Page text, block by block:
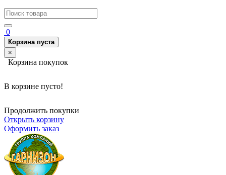
0
Корзина пуста
×
Корзина покупок
В корзине пусто!
Продолжить покупки
Открыть корзину
Оформить заказ